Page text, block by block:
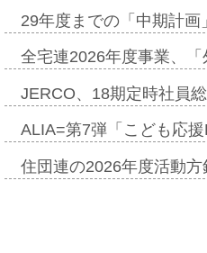
29年度までの「中期計
全宅連2026年度事業、
JERCO、18期定時社員
ALIA=第7弾「こども応
住団連の2026年度活動